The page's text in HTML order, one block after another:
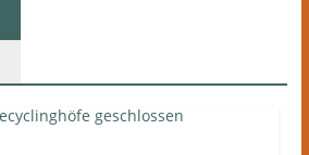
geschlossen